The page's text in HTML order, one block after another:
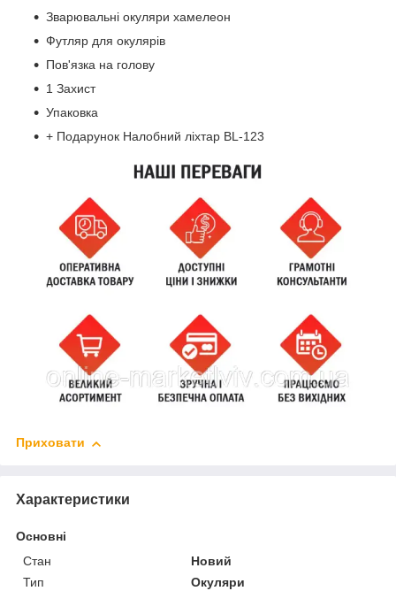
Зварювальні окуляри хамелеон
Футляр для окулярів
Пов'язка на голову
1 Захист
Упаковка
+ Подарунок Налобний ліхтар BL-123
Приховати
Характеристики
Основні
Стан
Новий
Тип
Окуляри